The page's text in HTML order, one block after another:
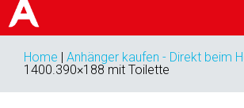
Home | Anhänger kaufen - Direkt beim
1400.390×188 mit Toilette